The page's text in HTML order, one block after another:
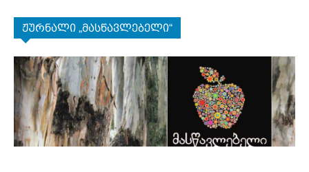
ჟურნალი „მასწავლებელი“